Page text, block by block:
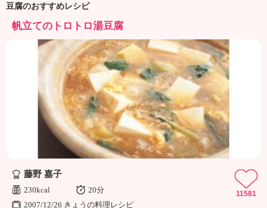
ん
な
の
き
ょ
う
の
料
」
豆腐のおすすめレシピ
帆立てのトロトロ湯豆腐
藤野 嘉子
230kcal
20分
2007/12/26 きょうの料理レシピ
11581